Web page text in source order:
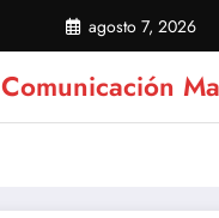
agosto 7, 2026
Comunicación